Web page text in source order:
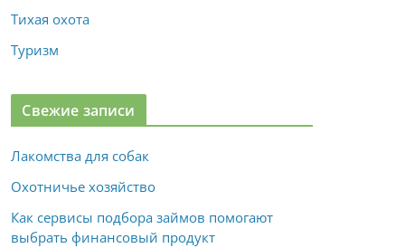
Тихая охота
Туризм
Свежие записи
Лакомства для собак
Охотничье хозяйство
Как сервисы подбора займов помогают
выбрать финансовый продукт